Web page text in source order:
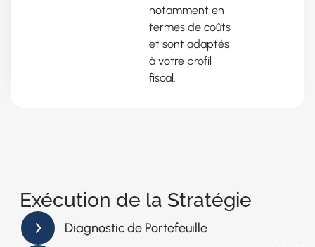
notamment en
termes de coûts
et sont adaptés
à votre profil
fiscal.
Exécution de la Stratégie
Diagnostic de Portefeuille